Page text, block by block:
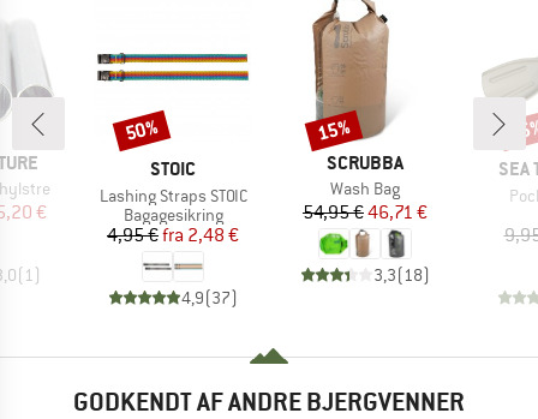
pris
€
(1 )
MÆRKE
STOIC
Artikel
Lashing Straps STOIC
Produktgruppe
Bagagesikring
Pris
4,95 € Nedsat pris
fra 2,48 €
4,9(37)
Rabat
50%
MÆRKE
SCRUBBA
Artikel
Wash Bag
Pris
54,95 €Nedsat pris
46,71 €
3,3(18)
Rabat
15%
SEA
GODKENDT AF ANDRE BJERGVENNER